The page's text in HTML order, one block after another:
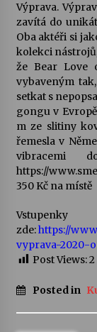
Výprava.
zavítá do
Oba aktéři si
kolekci
že Bear Love
vybaveným
setkat s
gongu v
m ze slitiny
řemesla v
vibracemi
https://
350 Kč na místě
Vstupenky
zde:https://
vyprava-2020-
Post Views:2
Posted in